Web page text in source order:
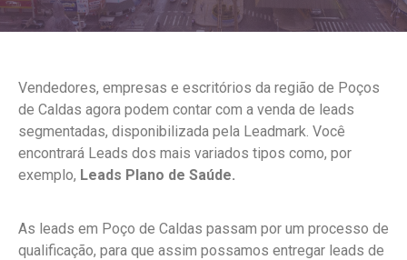
Vendedores, empresas e escritórios da região de Poços
de Caldas agora podem contar com a venda de leads
segmentadas, disponibilizada pela Leadmark. Você
encontrará Leads dos mais variados tipos como, por
exemplo, Leads Plano de Saúde.
As leads em Poço de Caldas passam por um processo de
qualificação, para que assim possamos entregar leads de